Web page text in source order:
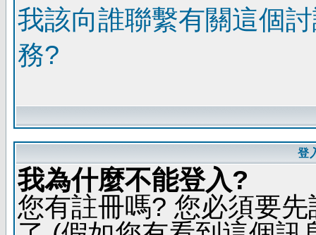
我該向誰聯繫有關這個
務?
登
我為什麼不能登入?
您有註冊嗎? 您必須要